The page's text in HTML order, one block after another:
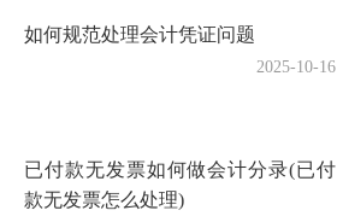
如何规范处理会计凭证问题
2025-10-16
已付款无发票如何做会计分录(已付
款无发票怎么处理)